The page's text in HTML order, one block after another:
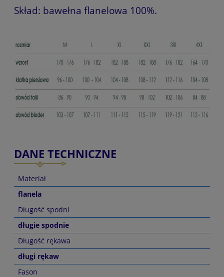
Skład: bawełna flanelowa 100%.
DANE TECHNICZNE
Materiał
flanela
Długość spodni
długie spodnie
Długość rękawa
długi rękaw
Fason